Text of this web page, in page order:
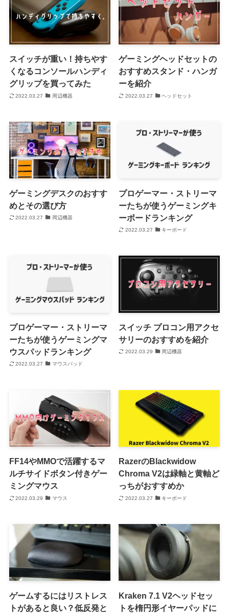
スイッチが重い！持ちやす
くなるコンソールハンディ
グリップを買ってみた
2022.03.27 周辺機器
ゲーミングヘッドセットの
おすすめスタンド・ハンガ
ーを紹介
2022.03.27 ヘッドセット
ゲーミングデスクのおすす
めとその選び方
2022.03.27 周辺機器
プロゲーマー・ストリーマ
ーたちが使うゲーミングキ
ーボードランキング
2022.03.27 キーボード
プロゲーマー・ストリーマ
ーたちが使うゲーミングマ
ウスパッドランキング
2022.03.27 マウスパッド
スイッチ プロコン用アクセ
サリーのおすすめを紹介
2022.03.29 周辺機器
FF14やMMOで活躍するマ
ルチサイドボタン付きゲー
ミングマウス
2022.03.29 マウス
RazerのBlackwidow
Chroma V2は緑軸と黄軸ど
っちがおすすめか
2022.03.27 キーボード
ゲームするにはリストレス
トがあると良い？低反発と
Kraken 7.1 V2ヘッドセッ
トを楕円形イヤーパッドに